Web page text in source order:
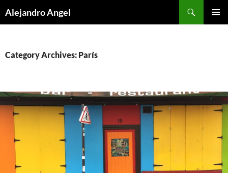
toAlejandro Angel
Category Archives: París